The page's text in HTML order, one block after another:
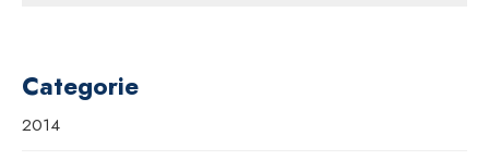
Categorie
2014